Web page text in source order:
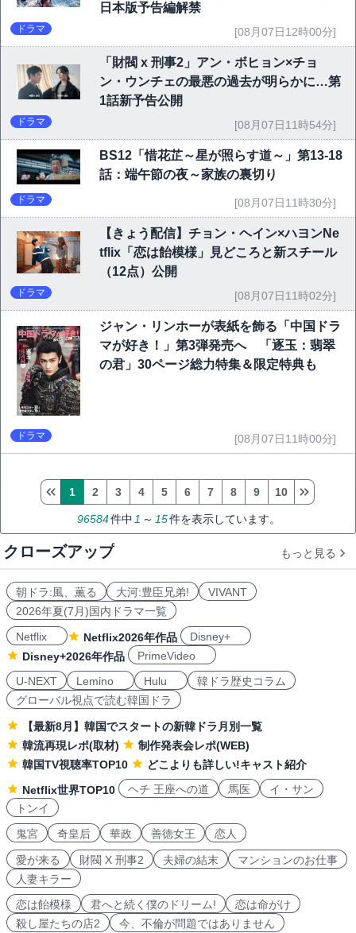
日本版予告編解禁
ドラマ [08月07日12時00分]
「財閥 x 刑事2」アン・ボヒョン×チョ
ン・ウンチェの最悪の過去が明らかに…第
1話新予告公開
ドラマ [08月07日11時54分]
BS12「惜花芷～星が照らす道～」第13-18
話：端午節の夜～家族の裏切り
ドラマ [08月07日11時30分]
【きょう配信】チョン・ヘイン×ハヨンNe
tflix「恋は飴模様」見どころと新スチール
（12点）公開
ドラマ [08月07日11時02分]
ジャン・リンホーが表紙を飾る「中国ドラ
マが好き！」第3弾発売へ 「逐玉：翡翠
の君」30ページ総力特集＆限定特典も
ドラマ [08月07日11時00分]
96584件中1 ～ 15件を表示しています。
1 2 3 4 5 6 7 8 9 10
クローズアップ もっと見る
朝ドラ:風、薫る 大河:豊臣兄弟!
VIVANT
2026年夏(7月)国内ドラマ一覧
Netflix
Netflix2026年作品
Disney+
Disney+2026年作品
PrimeVideo
U-NEXT
Lemino Hulu
韓ドラ歴史コラム
グローバル視点で読む韓国ドラ
【最新8月】韓国でスタートの新韓ドラ月別一覧
韓流再現レポ(取材)
制作発表会レポ(WEB)
韓国TV視聴率TOP10
どこよりも詳しい!キャスト紹介
Netflix世界TOP10
ヘチ 王座への道 馬医
イ・サン
トンイ
鬼宮
奇皇后 華政 善徳女王 恋人
愛が来る 財閥 X 刑事2 夫婦の結末
マンションのお仕事
人妻キラー
恋は飴模様
君へと続く僕のドリーム!
恋は命がけ
殺し屋たちの店2
今、不倫が問題ではありません